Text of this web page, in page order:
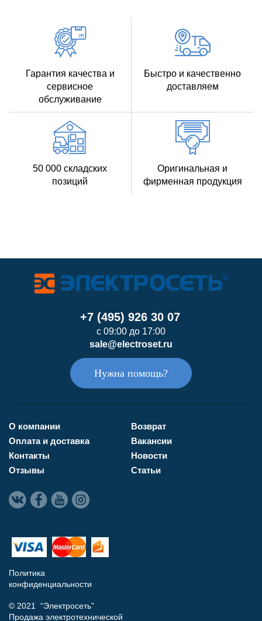
Гарантия качества и
сервисное
обслуживание
Быстро и качественно
доставляем
50 000 складских
позиций
Оригинальная и
фирменная продукция
+7 (495) 926 30 07
с 09:00 до 17:00
sale@electroset.ru
Нужна помощь?
О компании
Оплата и доставка
Контакты
Отзывы
Возврат
Вакансии
Новости
Статьи
Политика
конфиденциальности
© 2021 “Электросеть”
Продажа электротехнической